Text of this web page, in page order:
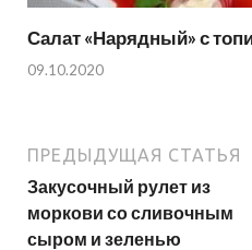
Салат «Нарядный» с
09.10.2020
ПРЕДЫДУЩАЯ СТАТЬЯ
Закусочный рулет из
моркови со сливочным
сыром и зеленью